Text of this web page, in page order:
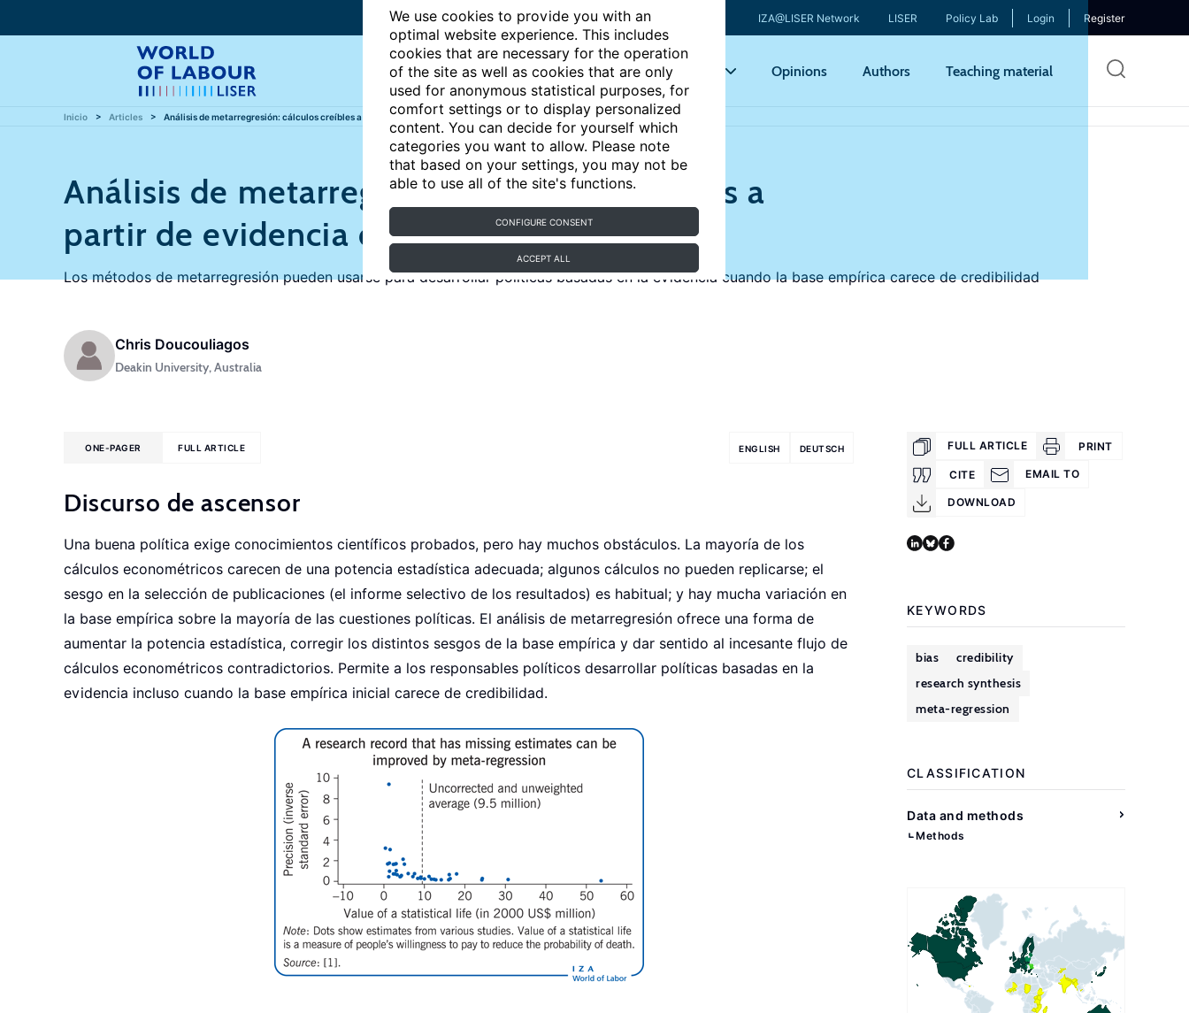
We use cookies to provide you with an
optimal website experience. This includes
cookies that are necessary for the operation
of the site as well as cookies that are only
used for anonymous statistical purposes, for
comfort settings or to display personalized
content. You can decide for yourself which
categories you want to allow. Please note
that based on your settings, you may not be
able to use all of the site's functions.
CONFIGURE CONSENT
ACCEPT ALL
IZA@LISER Network LISER Policy Lab Login Register
Articles Key topics Opinions Authors Teaching material
Inicio Articles Análisis de metarregresión: cálculos creíbles a partir de evidencia de fuentes diferentes
Análisis de metarregresión: cálculos creíbles a
partir de evidencia de fuentes diferentes
Los métodos de metarregresión pueden usarse para desarrollar políticas basadas en la evidencia cuando la base empírica carece de credibilidad
Chris Doucouliagos
Deakin University, Australia
ENGLISH DEUTSCH
ONE-PAGER FULL ARTICLE
Discurso de ascensor
Una buena política exige conocimientos científicos probados, pero hay muchos obstáculos. La mayoría de los
cálculos econométricos carecen de una potencia estadística adecuada; algunos cálculos no pueden replicarse; el
sesgo en la selección de publicaciones (el informe selectivo de los resultados) es habitual; y hay mucha variación en
la base empírica sobre la mayoría de las cuestiones políticas. El análisis de metarregresión ofrece una forma de
aumentar la potencia estadística, corregir los distintos sesgos de la base empírica y dar sentido al incesante flujo de
cálculos econométricos contradictorios. Permite a los responsables políticos desarrollar políticas basadas en la
evidencia incluso cuando la base empírica inicial carece de credibilidad.
FULL ARTICLE PRINT
CITE EMAIL TO
DOWNLOAD
KEYWORDS
bias
credibility
research synthesis
meta-regression
CLASSIFICATION
Data and methods
Methods